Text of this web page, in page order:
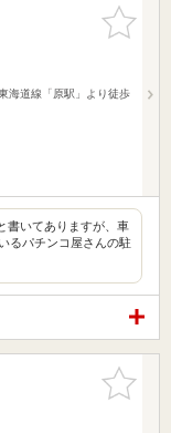
お気に入
りに追加
海道線「原駅」より徒歩
書いてありますが、車
るパチンコ屋さんの駐
お気に入
りに追加